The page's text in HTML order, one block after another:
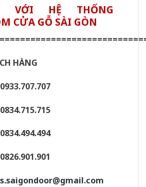
VỚI HỆ THỐNG
CỬA GỖ SÀI GÒN
HÀNG